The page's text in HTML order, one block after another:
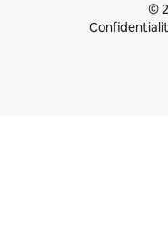
©